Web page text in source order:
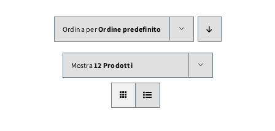
Ordina perOrdine predefinito
Mostra12 Prodotti